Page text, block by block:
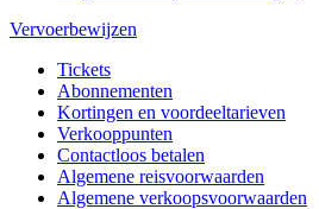
Vervoerbewijzen
Tickets
Abonnementen
Kortingen en voordeeltarieven
Verkooppunten
Contactloos betalen
Algemene reisvoorwaarden
Algemene verkoopsvoorwaarden